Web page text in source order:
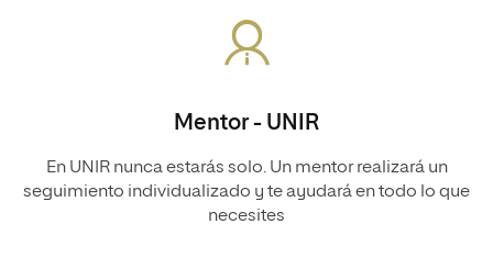
Mentor - UNIR
En UNIR nunca estarás solo. Un mentor realizará un
seguimiento individualizado y te ayudará en todo lo que
necesites